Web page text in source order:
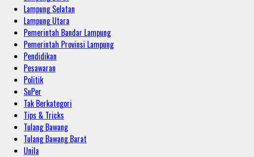
Lampung Selatan
Lampung Utara
Pemerintah Bandar Lampung
Pemerintah Provinsi Lampung
Pendidikan
Pesawaran
Politik
SuPer
Tak Berkategori
Tips & Tricks
Tulang Bawang
Tulang Bawang Barat
Unila